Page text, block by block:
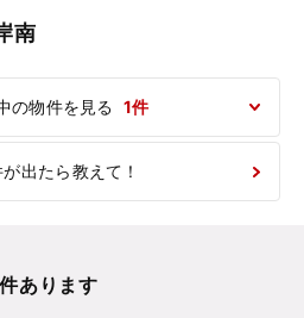
南
の物件を見る 1件
出たら教えて！
あります